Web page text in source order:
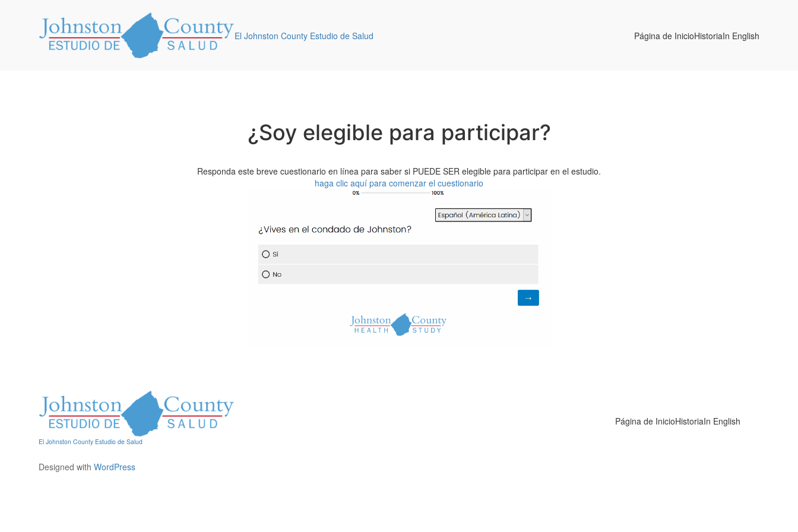
El Johnston County Estudio de Salud Página de InicioHistoriaIn English
¿Soy elegible para participar?
Responda este breve cuestionario en línea para saber si PUEDE SER elegible para participar en el estudio.
haga clic aquí para comenzar el cuestionario
El Johnston County Estudio de Salud
Página de InicioHistoriaIn English
Designed with WordPress